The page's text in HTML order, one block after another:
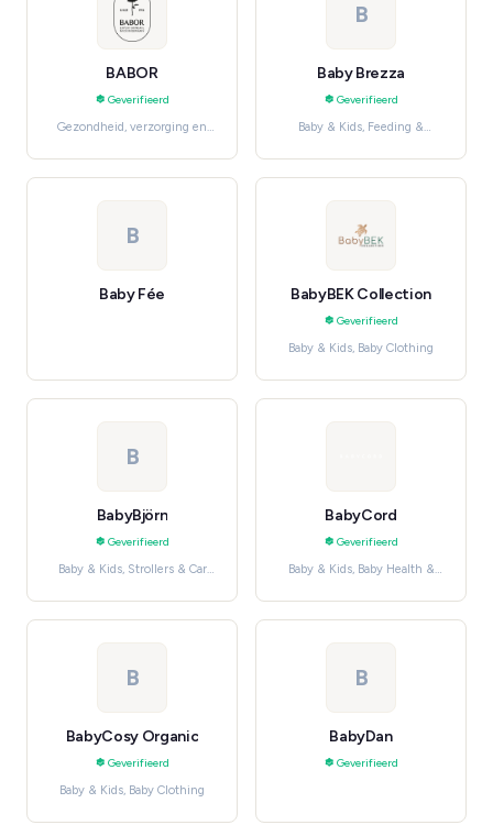
BABOR
Geverifieerd
Gezondheid, verzorging en
B
Baby Brezza
Geverifieerd
Baby & Kids, Feeding &
B
Baby Fée BabyBEK Collection
Geverifieerd
Baby & Kids, Baby Clothing
B
BabyBjörn
Geverifieerd
Baby & Kids, Strollers & Car
BabyCord
Geverifieerd
Baby & Kids, Baby Health &
B
BabyCosy Organic
Geverifieerd
Baby & Kids, Baby Clothing
B
BabyDan
Geverifieerd